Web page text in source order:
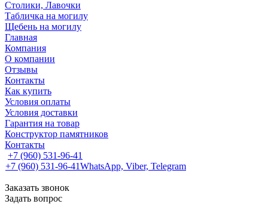
Столики, Лавочки
Табличка на могилу
Щебень на могилу
Главная
Компания
О компании
Отзывы
Контакты
Как купить
Условия оплаты
Условия доставки
Гарантия на товар
Конструктор памятников
Контакты
+7 (960) 531-96-41
+7 (960) 531-96-41WhatsApp, Viber, Telegram
Заказать звонок
Задать вопрос